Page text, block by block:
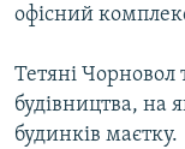
офісний
Тетяні Чорновол
будівництва, на
будинків маєтку.